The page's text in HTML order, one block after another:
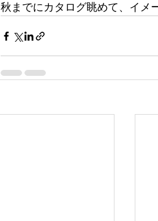
秋までにカタログ眺めて、イメ